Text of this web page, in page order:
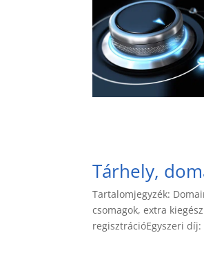
Tárhely,
Tartalomjegyzék:
csomagok, extra
regisztrációEgyszeri